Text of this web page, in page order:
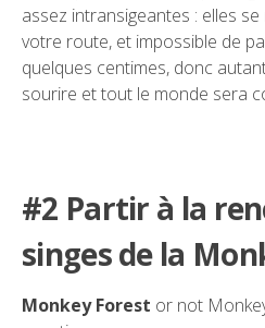
assez intransigeantes : elles
votre route, et impossible de
quelques centimes, donc
sourire et tout le monde sera
#2 Partir à la
singes de la
Monkey Forest or not